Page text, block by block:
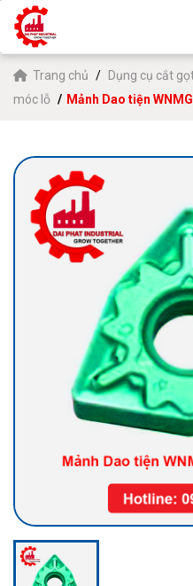
Trang chủ Dụng cụ cắt
móc lỗ
Mảnh Dao tiện